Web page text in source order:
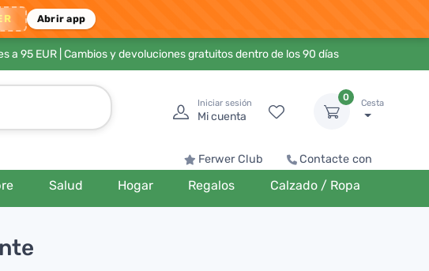
Abrir app
a 95 EUR| Cambios y devoluciones gratuitos dentro de los 90 días
Iniciar sesión
Mi cuenta
0
Cesta
Ferwer Club Contacte con
Salud Hogar Regalos Calzado / Ropa